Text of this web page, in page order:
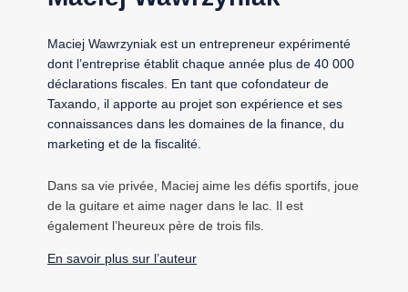
Maciej Wawrzyniak est un entrepreneur expérimenté
dont l’entreprise établit chaque année plus de 40 000
déclarations fiscales. En tant que cofondateur de
Taxando, il apporte au projet son expérience et ses
connaissances dans les domaines de la finance, du
marketing et de la fiscalité.
Dans sa vie privée, Maciej aime les défis sportifs, joue
de la guitare et aime nager dans le lac. Il est
également l’heureux père de trois fils.
En savoir plus sur l’auteur